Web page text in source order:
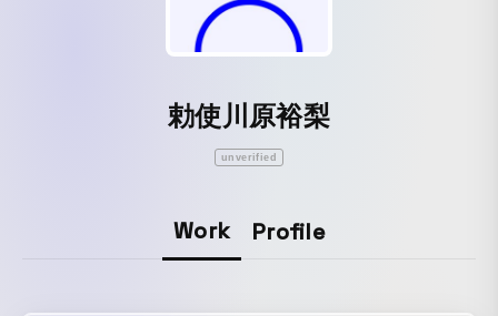
勅使川原裕梨
unverified
Work Profile